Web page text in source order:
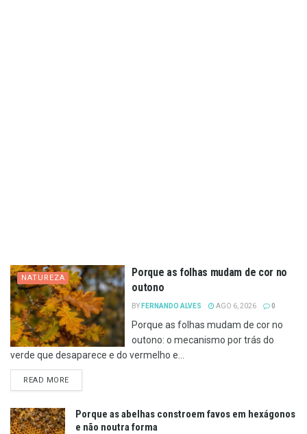
NATUREZA
Porque as folhas mudam de cor no
outono
BY FERNANDO ALVES AGO 6, 2026 0
Porque as folhas mudam de cor no
outono: o mecanismo por trás do
verde que desaparece e do vermelho e...
READ MOREDETAILS
Porque as abelhas constroem favos em hexágonos
e não noutra forma